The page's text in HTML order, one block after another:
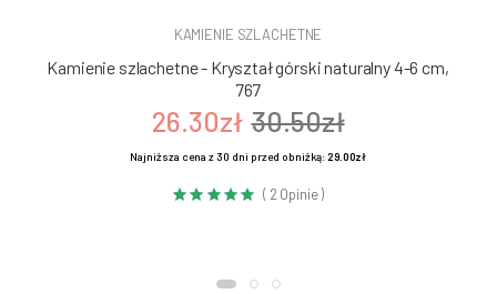
KAMIENIE SZLACHETNE
Kamienie szlachetne - Kryształ górski naturalny 4-6 cm,
767
26.30zł 30.50zł
Najniższa cena z 30 dni przed obniżką:29.00zł
( 2 Opinie )